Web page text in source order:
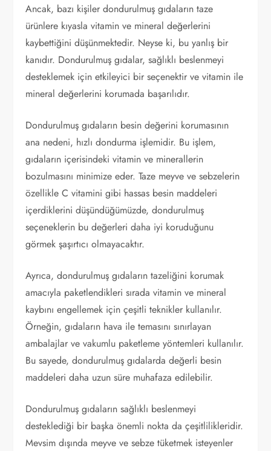
Ancak, bazı kişiler dondurulmuş gıdaların taze
ürünlere kıyasla vitamin ve mineral değerlerini
kaybettiğini düşünmektedir. Neyse ki, bu yanlış bir
kanıdır. Dondurulmuş gıdalar, sağlıklı beslenmeyi
desteklemek için etkileyici bir seçenektir ve vitamin ile
mineral değerlerini korumada başarılıdır.
Dondurulmuş gıdaların besin değerini korumasının
ana nedeni, hızlı dondurma işlemidir. Bu işlem,
gıdaların içerisindeki vitamin ve minerallerin
bozulmasını minimize eder. Taze meyve ve sebzelerin
özellikle C vitamini gibi hassas besin maddeleri
içerdiklerini düşündüğümüzde, dondurulmuş
seçeneklerin bu değerleri daha iyi koruduğunu
görmek şaşırtıcı olmayacaktır.
Ayrıca, dondurulmuş gıdaların tazeliğini korumak
amacıyla paketlendikleri sırada vitamin ve mineral
kaybını engellemek için çeşitli teknikler kullanılır.
Örneğin, gıdaların hava ile temasını sınırlayan
ambalajlar ve vakumlu paketleme yöntemleri kullanılır.
Bu sayede, dondurulmuş gıdalarda değerli besin
maddeleri daha uzun süre muhafaza edilebilir.
Dondurulmuş gıdaların sağlıklı beslenmeyi
desteklediği bir başka önemli nokta da çeşitlilikleridir.
Mevsim dışında meyve ve sebze tüketmek isteyenler